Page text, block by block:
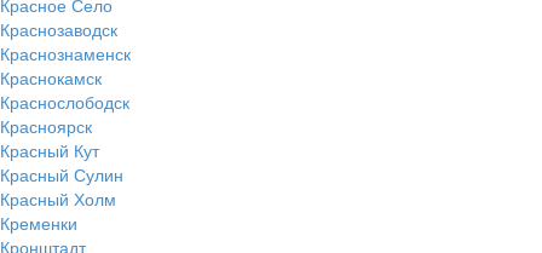
Красное Село
Краснозаводск
Краснознаменск
Краснокамск
Краснослободск
Красноярск
Красный Кут
Красный Сулин
Красный Холм
Кременки
Кронштадт